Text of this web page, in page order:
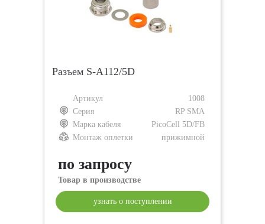
Разъем S-A112/5D
Артикул
1008
Серия
RP SMA
Марка кабеля
PicoCell 5D/FB
Монтаж оплетки
прижимной
по запросу
Товар в производстве
узнать о поступлении